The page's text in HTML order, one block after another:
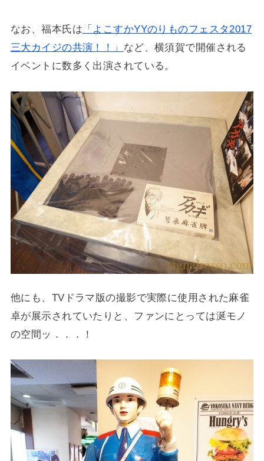
なお、福本氏は 「よこすかYYのりものフェスタ2017
三大カイジの共演！！」 など、横須賀で開催される
イベントに数多く出演されている。
他にも、TVドラマ版の撮影で実際に使用された麻雀
卓が展示されていたりと、ファンにとっては涎モノ
の空間ッ．．．！